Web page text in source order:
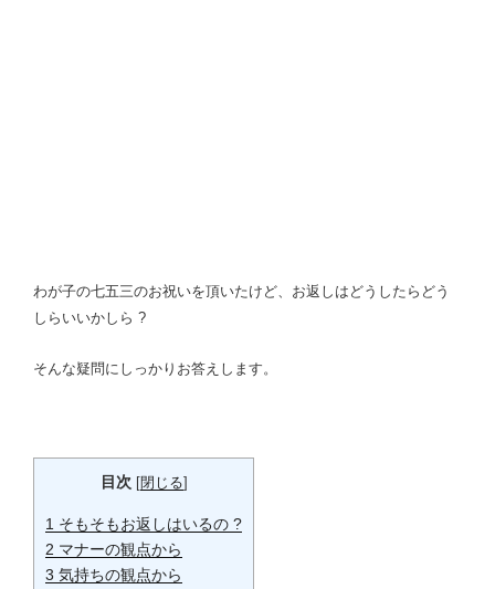
わが子の七五三のお祝いを頂いたけど、お返しはどうしたらどう
しらいいかしら ?
そんな疑問にしっかりお答えします。
目次 [閉じる]
1 そもそもお返しはいるの ?
2 マナーの観点から
3 気持ちの観点から